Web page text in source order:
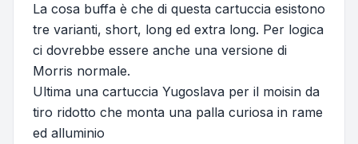
La cosa buffa è che di questa cartuccia esistono
tre varianti, short, long ed extra long. Per logica
ci dovrebbe essere anche una versione di
Morris normale.
Ultima una cartuccia Yugoslava per il moisin da
tiro ridotto che monta una palla curiosa in rame
ed alluminio